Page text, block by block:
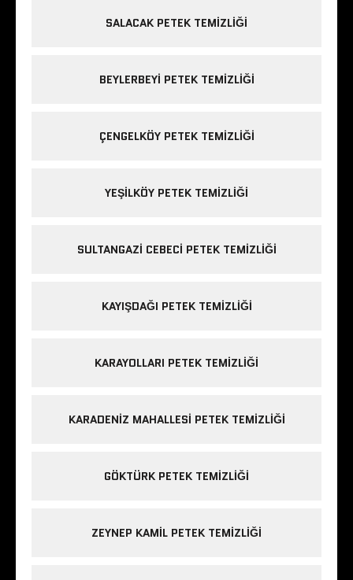
SALACAK PETEK TEMIZLIĞI
BEYLERBEYI PETEK TEMIZLIĞI
ÇENGELKÖY PETEK TEMIZLIĞI
YEŞILKÖY PETEK TEMIZLIĞI
SULTANGAZI CEBECI PETEK TEMIZLIĞI
KAYIŞDAĞI PETEK TEMIZLIĞI
KARAYOLLARI PETEK TEMIZLIĞI
KARADENIZ MAHALLESI PETEK TEMIZLIĞI
GÖKTÜRK PETEK TEMIZLIĞI
ZEYNEP KAMIL PETEK TEMIZLIĞI